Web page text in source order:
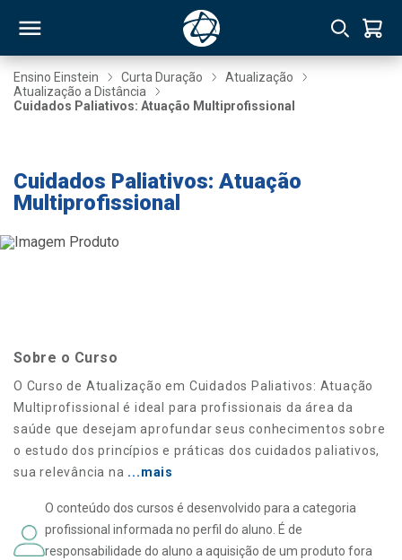
Ensino Einstein Curta Duração
Atualização
Atualização a Distância
Cuidados Paliativos: Atuação Multiprofissional
Cuidados Paliativos: Atuação
Multiprofissional
Sobre o Curso
O Curso de Atualização em Cuidados Paliativos: Atuação
Multiprofissional é ideal para profissionais da área da
saúde que desejam aprofundar seus conhecimentos sobre
o estudo dos princípios e práticas dos cuidados paliativos,
sua relevância na ...mais
O conteúdo dos cursos é desenvolvido para a categoria
profissional informada no perfil do aluno. É de
responsabilidade do aluno a aquisição de um produto fora